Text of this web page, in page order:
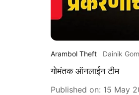
Arambol Theft Dainik
गोमंतक ऑनलाईन टीम
Published on: 15 May